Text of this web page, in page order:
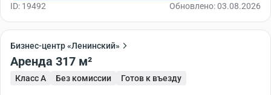
ID: 19492 Обновлено: 03.08.2026
Бизнес-центр «Ленинский»
Аренда 317 м²
Класс A Без комиссии Готов к въезду